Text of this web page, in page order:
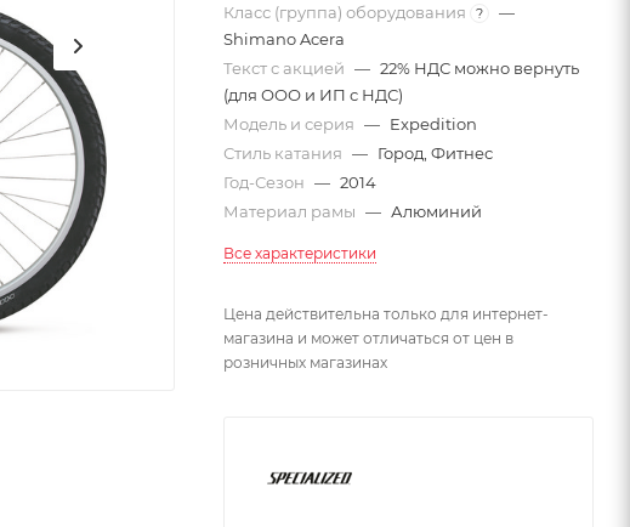
Класс (группа) оборудования ?
—
Shimano Acera
Текст с акцией — 22% НДС можно вернуть
(для ООО и ИП с НДС)
Модель и серия — Expedition
Стиль катания — Город, Фитнес
Год-Сезон — 2014
Материал рамы — Алюминий
Все характеристики
Цена действительна только для интернет-
магазина и может отличаться от цен в
розничных магазинах